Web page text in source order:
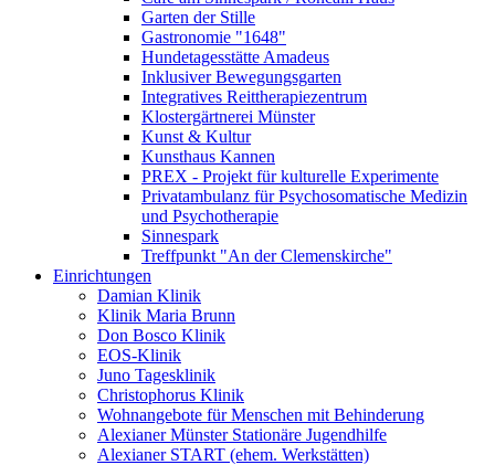
Garten der Stille
Gastronomie "1648"
Hundetagesstätte Amadeus
Inklusiver Bewegungsgarten
Integratives Reittherapiezentrum
Klostergärtnerei Münster
Kunst & Kultur
Kunsthaus Kannen
PREX - Projekt für kulturelle Experimente
Privatambulanz für Psychosomatische Medizin
und Psychotherapie
Sinnespark
Treffpunkt "An der Clemenskirche"
Einrichtungen
Damian Klinik
Klinik Maria Brunn
Don Bosco Klinik
EOS-Klinik
Juno Tagesklinik
Christophorus Klinik
Wohnangebote für Menschen mit Behinderung
Alexianer Münster Stationäre Jugendhilfe
Alexianer START (ehem. Werkstätten)